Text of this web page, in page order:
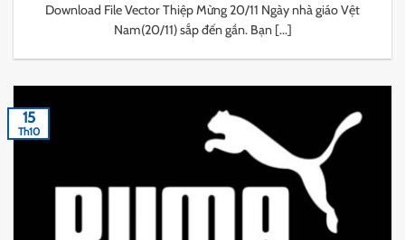
Download File Vector Thiệp Mừng 20/11 Ngày nhà giáo Vệt
Nam(20/11) sắp đến gần. Bạn [...]
15
Th10